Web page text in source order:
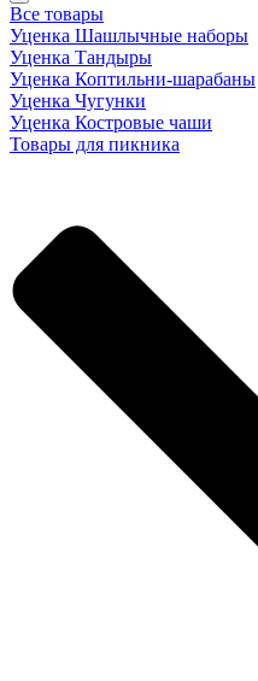
Все товары
Уценка Шашлычные наборы
Уценка Тандыры
Уценка Коптильни-шарабаны
Уценка Чугунки
Уценка Костровые чаши
Товары для пикника